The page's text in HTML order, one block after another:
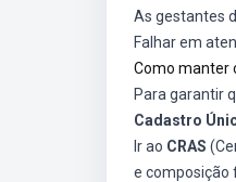
As gestantes
Falhar em
Como manter
Para garantir
Cadastro
Ir ao CRAS
e composição